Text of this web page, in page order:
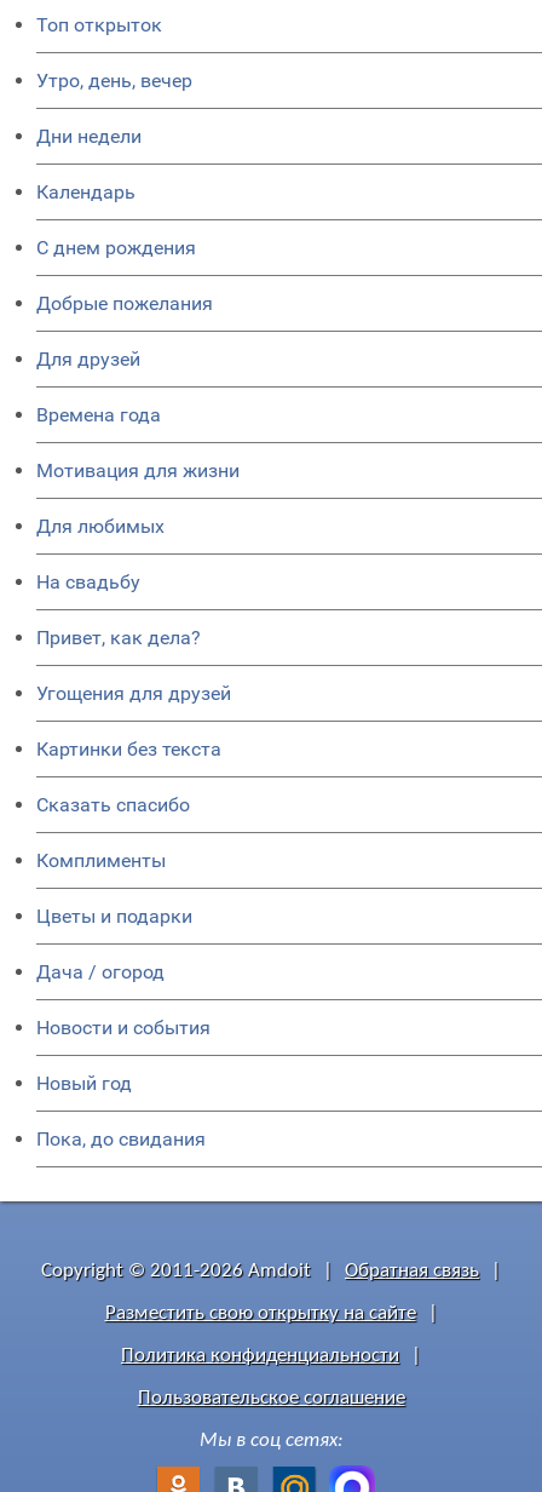
Топ открыток
Утро, день, вечер
Дни недели
Календарь
C днем рождения
Добрые пожелания
Для друзей
Времена года
Мотивация для жизни
Для любимых
На свадьбу
Привет, как дела?
Угощения для друзей
Картинки без текста
Сказать спасибо
Комплименты
Цветы и подарки
Дача / огород
Новости и события
Новый год
Пока, до свидания
Copyright © 2011-2026 Amdoit Обратная связь
Разместить свою открытку на сайте
Политика конфиденциальности
Пользовательское соглашение
Мы в соц сетях: